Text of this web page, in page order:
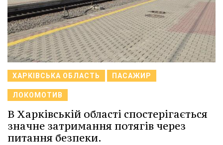
ХАРКІВСЬКА ОБЛАСТЬ ПАСАЖИР
ЛОКОМОТИВ
В Харківській області спостерігається
значне затримання потягів через
питання безпеки.